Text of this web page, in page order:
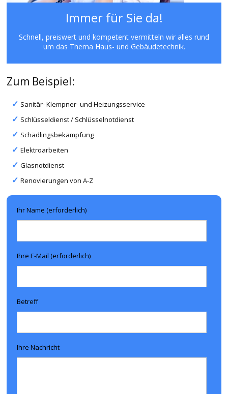
Immer für Sie da!
Schnell, preiswert und kompetent vermitteln wir alles rund
um das Thema Haus- und Gebäudetechnik.
Zum Beispiel:
Sanitär- Klempner- und Heizungsservice
Schlüsseldienst / Schlüsselnotdienst
Schädlingsbekämpfung
Elektroarbeiten
Glasnotdienst
Renovierungen von A-Z
Ihr Name (erforderlich)
Ihre E-Mail (erforderlich)
Betreff
Ihre Nachricht